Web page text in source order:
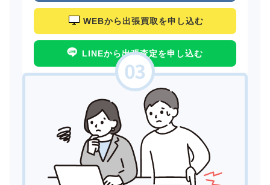
WEBから出張買取を申し込む
LINEから出張査定を申し込む